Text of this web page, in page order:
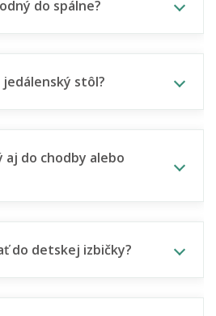
do spálne?
stôl?
aj do chodby alebo
do detskej izbičky?